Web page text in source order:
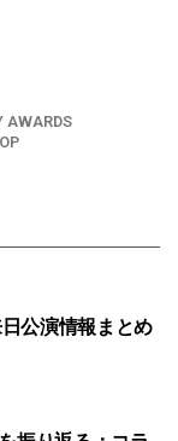
AWARDS
公演情報まとめ